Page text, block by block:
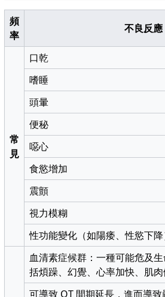
頻
率
不良反應
常
見
口乾
嗜睡
頭暈
便秘
噁心
食慾增加
震顫
視力模糊
性功能變化（如陽痿、性慾下降
血清素症候群：一種可能危及
括煩躁、幻覺、心率加快、肌肉
可導致 QT 間期延長，進而導